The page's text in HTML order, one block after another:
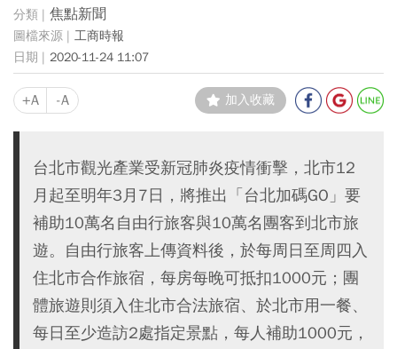
焦點新聞
工商時報
2020-11-24 11:07
+A -A 加入收藏
台北市觀光產業受新冠肺炎疫情衝擊，北市12
月起至明年3月7日，將推出「台北加碼GO」要
補助10萬名自由行旅客與10萬名團客到北市旅
遊。自由行旅客上傳資料後，於每周日至周四入
住北市合作旅宿，每房每晚可抵扣1000元；團
體旅遊則須入住北市合法旅宿、於北市用一餐、
每日至少造訪2處指定景點，每人補助1000元，